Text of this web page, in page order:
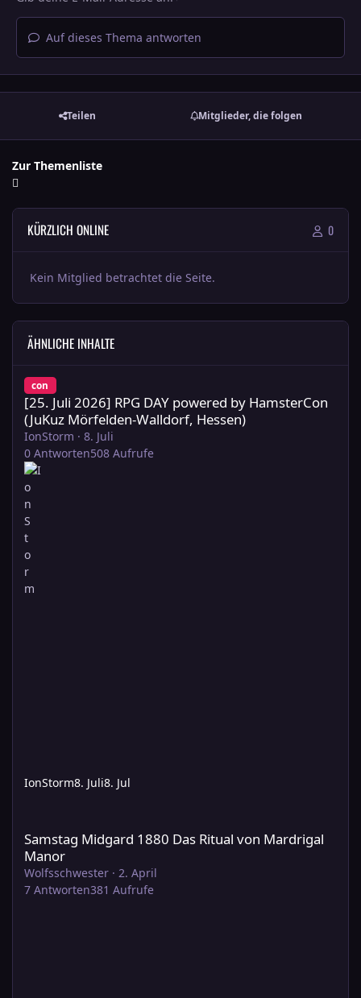
Auf dieses Thema antworten
Teilen Mitglieder, die folgen
Zur Themenliste
KÜRZLICH ONLINE 0
Kein Mitglied betrachtet die Seite.
ÄHNLICHE INHALTE
[25. Juli 2026] RPG DAY powered by HamsterCon (JuKuz
con
[25. Juli 2026] RPG DAY powered by HamsterCon
(JuKuz Mörfelden-Walldorf, Hessen)
IonStorm · 8. Juli
0 Antworten508 Aufrufe
IonStorm8. Juli8. Jul
Samstag Midgard 1880 Das Ritual von Mardrigal
Manor
Wolfsschwester · 2. April
7 Antworten381 Aufrufe